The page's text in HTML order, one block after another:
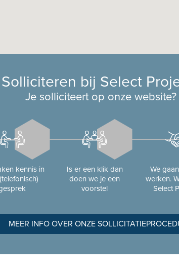
Solliciteren bij Select
Je solliciteert op onze website?
kennis in
Is er een klik dan
doen we je een
voorstel
We
werken.
Select
MEER INFO OVER ONZE